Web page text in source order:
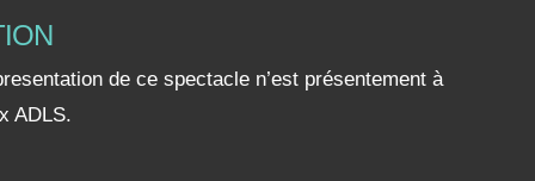
de ce spectacle n’est présentement à
ADLS.